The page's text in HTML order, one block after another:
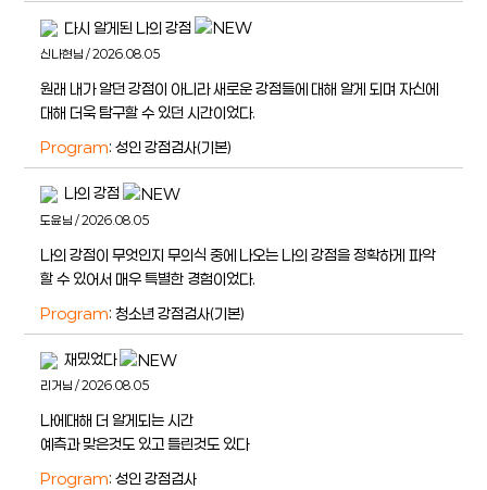
다시 알게된 나의 강점
신나현님 / 2026.08.05
원래 내가 알던 강점이 아니라 새로운 강점들에 대해 알게 되며 자신에
대해 더욱 탐구할 수 있던 시간이었다.
Program: 성인 강점검사(기본)
나의 강점
도윤님 / 2026.08.05
나의 강점이 무엇인지 무의식 중에 나오는 나의 강점을 정확하게 파악
할 수 있어서 매우 특별한 경험이었다.
Program: 청소년 강점검사(기본)
재밌었다
리거님 / 2026.08.05
나에대해 더 알게되는 시간
예측과 맞은것도 있고 틀린것도 있다
Program: 성인 강점검사